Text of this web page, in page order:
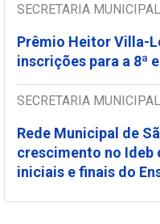
SECRETARIA
Prêmio Heitor Villa-
inscrições para a 8ª
SECRETARIA
Rede Municipal de
crescimento no Ideb
iniciais e finais do